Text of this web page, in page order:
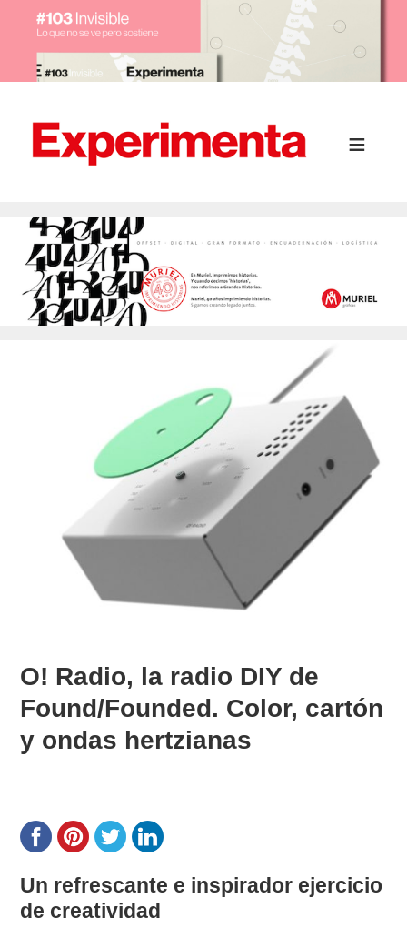
O! Radio, la radio DIY de
Found/Founded. Color, cartón
y ondas hertzianas
Un refrescante e inspirador ejercicio
de creatividad